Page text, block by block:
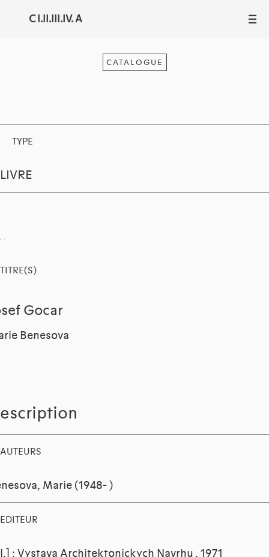
C I.II.III.IV. A III
CATALOGUE
TYPE
LIVRE
TITRE(S)
Gocar
Benesova
AUTEURS
Marie (1948- )
EDITEUR
: Vystava Architektonickych Navrhu , 1971